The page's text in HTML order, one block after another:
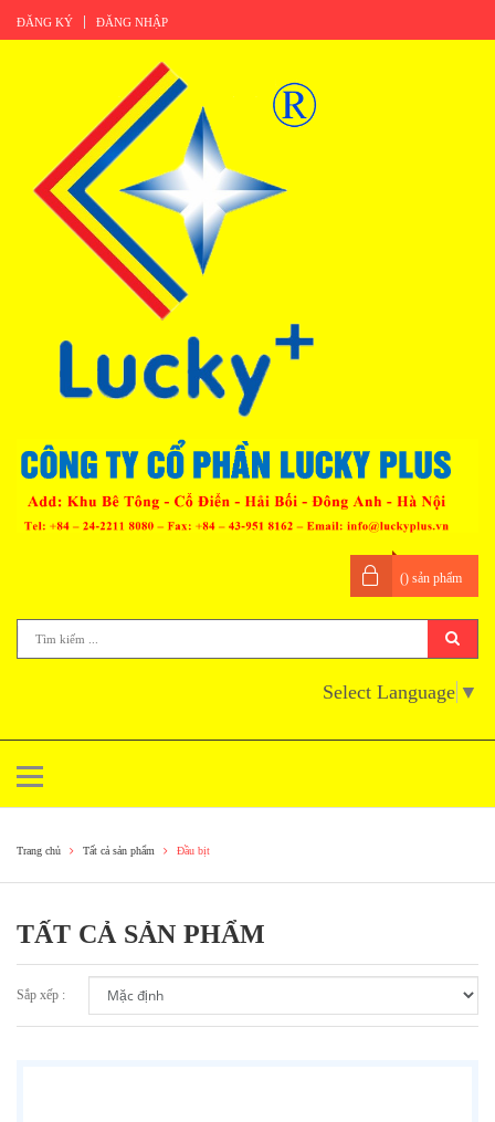
ĐĂNG KÝ ĐĂNG NHẬP
() sản phẩm
Select Language ▼
Trang chủ Tất cả sản phẩm Đầu bịt
TẤT CẢ SẢN PHẨM
Sắp xếp :